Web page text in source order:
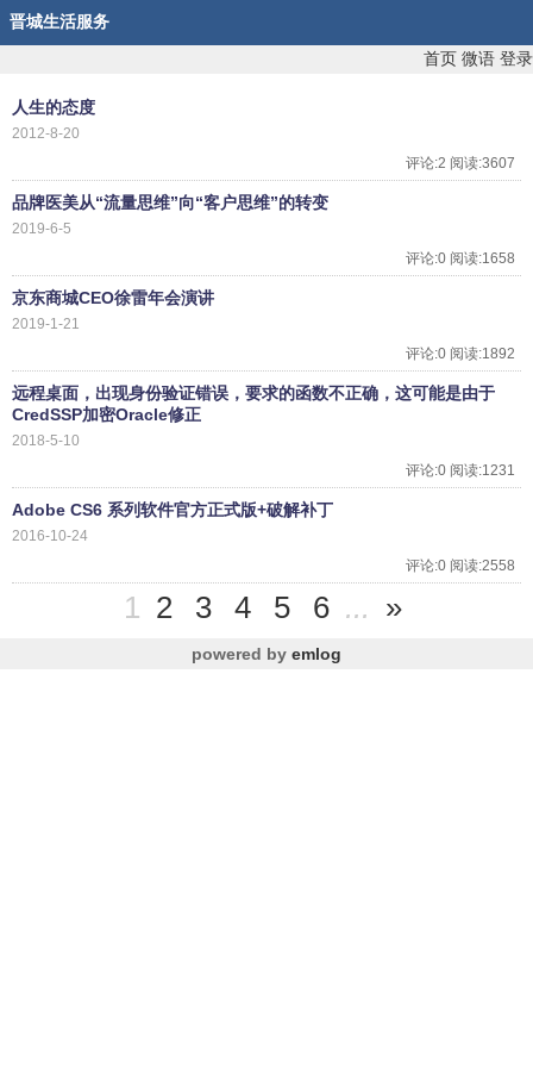
晋城生活服务
首页 微语 登录
人生的态度
2012-8-20
评论:2 阅读:3607
品牌医美从“流量思维”向“客户思维”的转变
2019-6-5
评论:0 阅读:1658
京东商城CEO徐雷年会演讲
2019-1-21
评论:0 阅读:1892
远程桌面，出现身份验证错误，要求的函数不正确，这可能是由于
CredSSP加密Oracle修正
2018-5-10
评论:0 阅读:1231
Adobe CS6 系列软件官方正式版+破解补丁
2016-10-24
评论:0 阅读:2558
1 2 3 4 5 6 ... »
powered by emlog